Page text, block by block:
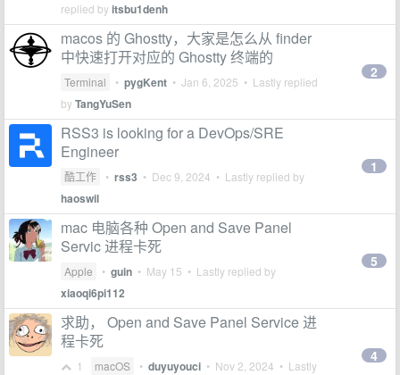
replied byitsbu1denh
macos 的 Ghostty，大家是怎么从 finder
中快速打开对应的 Ghostty 终端的
Terminal • pygKent • Jan 6, 2025 • Lastly replied
byTangYuSen
2
RSS3 is looking for a DevOps/SRE
Engineer
酷工作 • rss3 • Dec 9, 2024 • Lastly replied by
haoswil
1
mac 电脑各种 Open and Save Panel
Servic 进程卡死
Apple • guin • May 15 • Lastly replied by
xiaoqi6pi112
5
求助， Open and Save Panel Service 进
程卡死
1 macOS • duyuyouci • Nov 2, 2024 • Lastly
4